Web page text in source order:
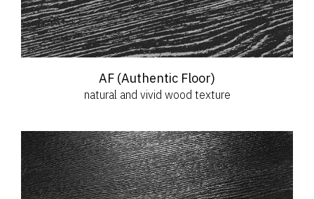
AF (Authentic Floor)
natural and vivid wood texture